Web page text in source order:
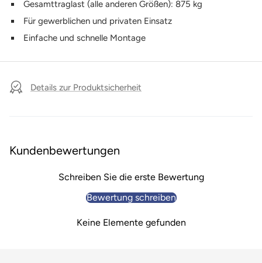
Gesamttraglast (alle anderen Größen): 875 kg
Für gewerblichen und privaten Einsatz
Einfache und schnelle Montage
Details zur Produktsicherheit
Kundenbewertungen
Schreiben Sie die erste Bewertung
Bewertung schreiben
Keine Elemente gefunden